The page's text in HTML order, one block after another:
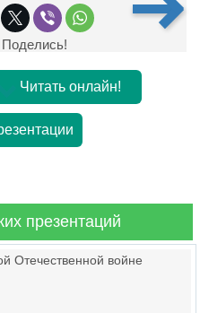
Читать онлайн!
презентаций
Отечественной войне